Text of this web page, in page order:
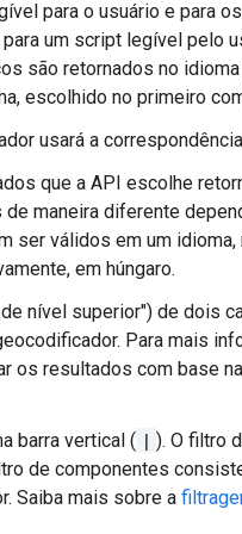
para o usuário e para
um script legível pelo
são retornados no
escolhido no primeiro
usará a
que a API escolhe
maneira diferente
ser válidos em um idioma,
em húngaro.
nível superior") de dois
Para mais
os resultados com base
barra vertical ( | ). O filtro
de componentes
Saiba mais sobre a